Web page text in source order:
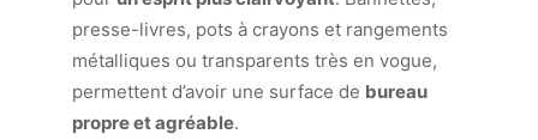
presse-livres, pots à crayons et rangements
métalliques ou transparents très en vogue,
permettent d’avoir une surface de bureau
propre et agréable.